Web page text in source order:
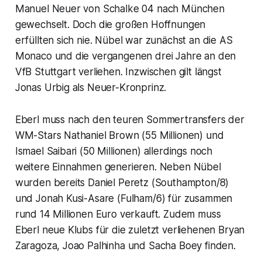
Manuel Neuer von Schalke 04 nach München
gewechselt. Doch die großen Hoffnungen
erfüllten sich nie. Nübel war zunächst an die AS
Monaco und die vergangenen drei Jahre an den
VfB Stuttgart verliehen. Inzwischen gilt längst
Jonas Urbig als Neuer-Kronprinz.
Eberl muss nach den teuren Sommertransfers der
WM-Stars Nathaniel Brown (55 Millionen) und
Ismael Saibari (50 Millionen) allerdings noch
weitere Einnahmen generieren. Neben Nübel
wurden bereits Daniel Peretz (Southampton/8)
und Jonah Kusi-Asare (Fulham/6) für zusammen
rund 14 Millionen Euro verkauft. Zudem muss
Eberl neue Klubs für die zuletzt verliehenen Bryan
Zaragoza, Joao Palhinha und Sacha Boey finden.